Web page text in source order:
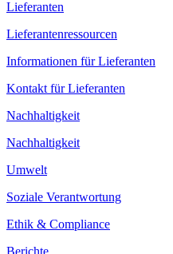
Lieferanten
Lieferantenressourcen
Informationen für Lieferanten
Kontakt für Lieferanten
Nachhaltigkeit
Nachhaltigkeit
Umwelt
Soziale Verantwortung
Ethik & Compliance
Berichte